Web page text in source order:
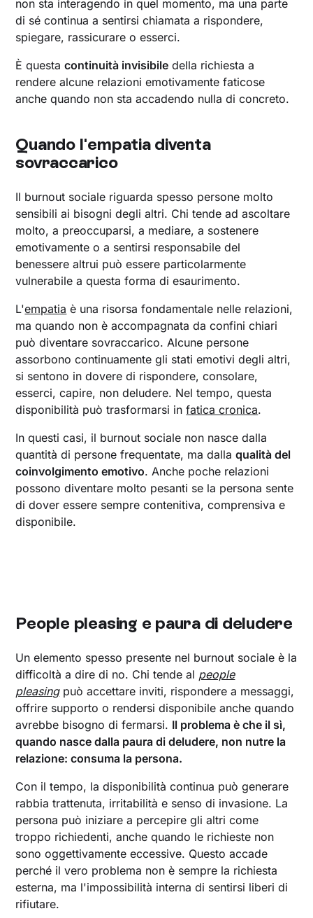
non sta interagendo in quel momento, ma una parte
di sé continua a sentirsi chiamata a rispondere,
spiegare, rassicurare o esserci.
È questacontinuità invisibile della richiesta a
rendere alcune relazioni emotivamente faticose
anche quando non sta accadendo nulla di concreto.
Quando l'empatia diventa
sovraccarico
Il burnout sociale riguarda spesso persone molto
sensibili ai bisogni degli altri. Chi tende ad ascoltare
molto, a preoccuparsi, a mediare, a sostenere
emotivamente o a sentirsi responsabile del
benessere altrui può essere particolarmente
vulnerabile a questa forma di esaurimento.
L'empatia è una risorsa fondamentale nelle relazioni,
ma quando non è accompagnata da confini chiari
può diventare sovraccarico. Alcune persone
assorbono continuamente gli stati emotivi degli altri,
si sentono in dovere di rispondere, consolare,
esserci, capire, non deludere. Nel tempo, questa
disponibilità può trasformarsi infatica cronica.
In questi casi, il burnout sociale non nasce dalla
quantità di persone frequentate, ma dallaqualità del
coinvolgimento emotivo. Anche poche relazioni
possono diventare molto pesanti se la persona sente
di dover essere sempre contenitiva, comprensiva e
disponibile.
People pleasing e paura di deludere
Un elemento spesso presente nel burnout sociale è la
difficoltà a dire di no. Chi tende al people
pleasingpuò accettare inviti, rispondere a messaggi,
offrire supporto o rendersi disponibile anche quando
avrebbe bisogno di fermarsi. Il problema è che il sì,
quando nasce dalla paura di deludere, non nutre la
relazione: consuma la persona.
Con il tempo, la disponibilità continua può generare
rabbia trattenuta, irritabilità e senso di invasione. La
persona può iniziare a percepire gli altri come
troppo richiedenti, anche quando le richieste non
sono oggettivamente eccessive. Questo accade
perché il vero problema non è sempre la richiesta
esterna, ma l'impossibilità interna di sentirsi liberi di
rifiutare.